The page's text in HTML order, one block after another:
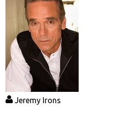
Jeremy Irons